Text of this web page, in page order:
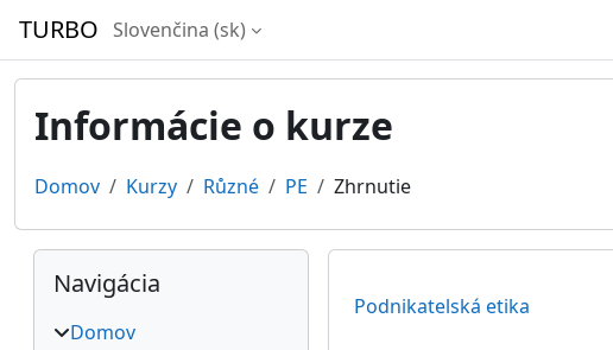
TURBO Slovenčina ‎(sk)‎
Informácie o kurze
Domov Kurzy Různé PE Zhrnutie
Podnikatelská etika
Bloky
Preskočiť Navigácia
Navigácia
Domov